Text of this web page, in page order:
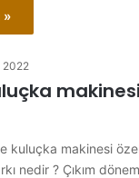
»
2022
kuluçka makinesi
nedir ? Çıkım